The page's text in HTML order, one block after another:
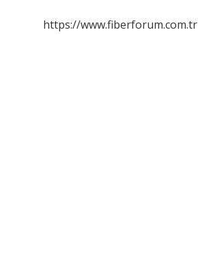
https://www.fiberforum.com.tr